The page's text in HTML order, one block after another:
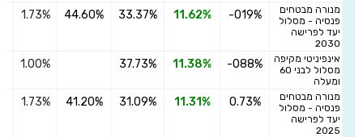
מנורה מבטחים
פנסיה - מסלול
יעד לפרישה
2030
-019%
11.62%
33.37%
44.60%
1.73%
אינפיניטי מקיפה
מסלול לבני 60
ומעלה
-088%
11.38%
37.73%
1.00%
מנורה מבטחים
פנסיה - מסלול
יעד לפרישה
2025
0.73%
11.31%
31.09%
41.20%
1.73%